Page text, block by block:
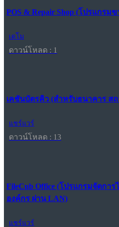
POS & Repair Shop (โปรแกร
เดโม
ดาวน์โหลด : 1
เคชันบัตรคิว (สำหรับธนาคาร ส
แชร์แวร์
ดาวน์โหลด : 13
FileCub Office (โปรแกรมจัดกา
องค์กร ผ่าน LAN)
แชร์แวร์